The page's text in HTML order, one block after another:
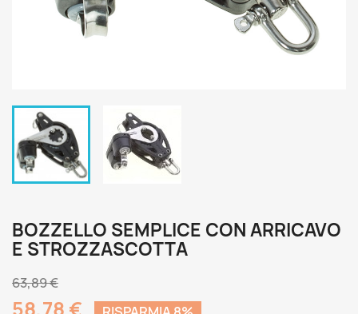
BOZZELLO SEMPLICE CON ARRICAVO
E STROZZASCOTTA
63,89 €